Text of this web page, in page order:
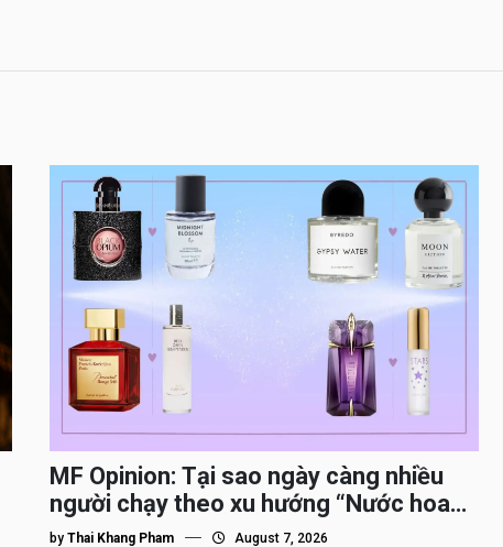
MF Opinion: Tại sao ngày càng nhiều
người chạy theo xu hướng “Nước hoa
Dupe”?
by Thai Khang Pham August 7, 2026